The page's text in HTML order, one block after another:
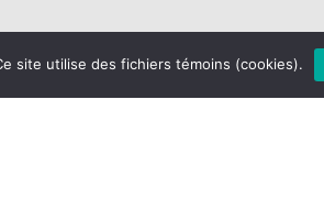
site utilise des fichiers témoins (cookies).